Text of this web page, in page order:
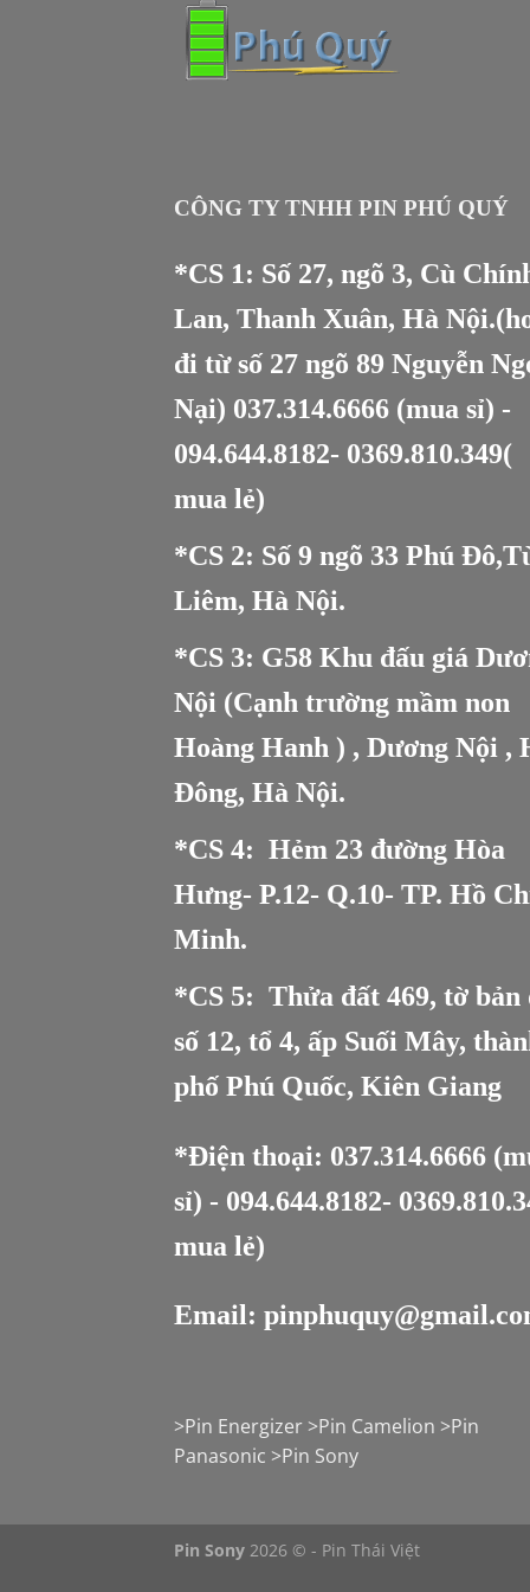
CÔNG TY TNHH PIN PHÚ QUÝ
*CS 1: Số 27, ngõ 3, Cù
Lan, Thanh Xuân, Hà
đi từ số 27 ngõ 89 Nguyễn
Nại) 037.314.6666 (mua sỉ) -
094.644.8182- 0369.810.349(
mua lẻ)
*CS 2: Số 9 ngõ 33 Phú
Liêm, Hà Nội.
*CS 3: G58 Khu đấu giá
Nội (Cạnh trường mầm non
Hoàng Hanh ) , Dương Nội ,
Đông, Hà Nội.
*CS 4: Hẻm 23 đường Hòa
Hưng- P.12- Q.10- TP. Hồ
Minh.
*CS 5: Thửa đất 469, tờ bản
số 12, tổ 4, ấp Suối Mây,
phố Phú Quốc, Kiên Giang
*Điện thoại: 037.314.6666
sỉ) - 094.644.8182-
mua lẻ)
Email:
>Pin Energizer >Pin Camelion >Pin
Panasonic >Pin Sony
Pin Sony 2026 © - Pin Thái Việt